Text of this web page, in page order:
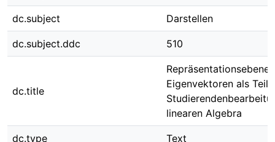
dc.subject Darstellen
dc.subject.ddc 510
dc.title
Eigenvektoren als Teil
linearen Algebra
dc.type Text